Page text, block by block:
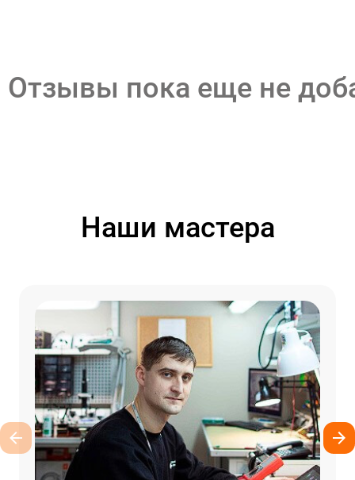
Отзывы пока еще не
Наши мастера